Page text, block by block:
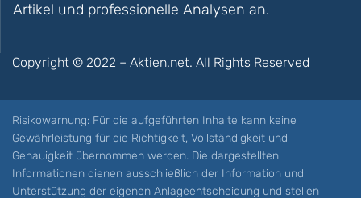
Artikel und professionelle Analysen an.
Copyright © 2022 – Aktien.net. All Rights Reserved
Risikowarnung: Für die aufgeführten Inhalte kann keine
Gewährleistung für die Richtigkeit, Vollständigkeit und
Genauigkeit übernommen werden. Die dargestellten
Informationen dienen ausschließlich der Information und
Unterstützung der eigenen Anlageentscheidung und stellen